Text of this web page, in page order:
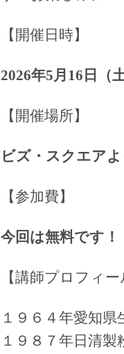
【開催日時】
2026年5月16日（
【開催場所】
ビズ・スクエア
【参加費】
今回は無料です！
【講師プロフィ
１９６４年愛知県
１９８７年日清